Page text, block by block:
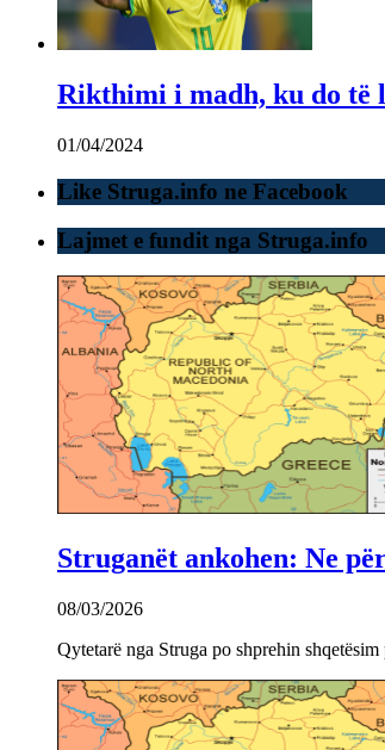
Rikthimi i madh, ku do të
01/04/2024
Like Struga.info ne Facebook
Lajmet e fundit nga Struga.info
Struganët ankohen: Ne
08/03/2026
Qytetarë nga Struga po shprehin